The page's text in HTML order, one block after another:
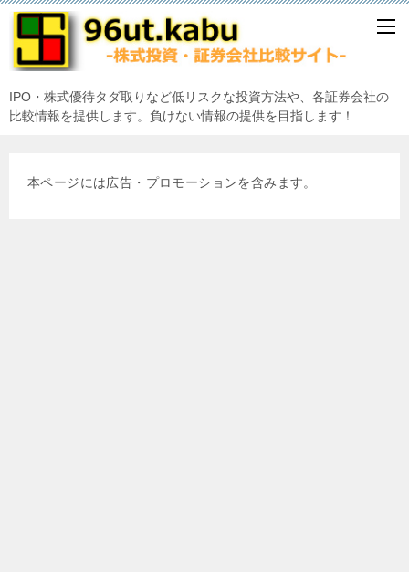
IPO・株式優待タダ取りなど低リスクな投資方法や、各証券会社の
比較情報を提供します。負けない情報の提供を目指します！
本ページには広告・プロモーションを含みます。